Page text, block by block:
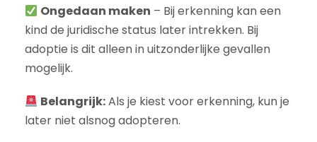
Ongedaan maken – Bij erkenning kan een
kind de juridische status later intrekken. Bij
adoptie is dit alleen in uitzonderlijke gevallen
mogelijk.
Belangrijk:Als je kiest voor erkenning, kun je
later niet alsnog adopteren.